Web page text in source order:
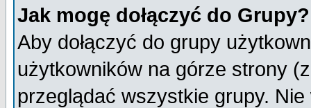
Jak mogę dołączyć do Grupy?
Aby dołączyć do grupy
użytkowników na górze strony
przeglądać wszystkie grupy.